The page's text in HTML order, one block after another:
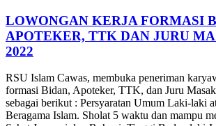
LOWONGAN KERJA FORMASI
APOTEKER, TTK DAN JURU
2022
RSU Islam Cawas, membuka peneriman
formasi Bidan, Apoteker, TTK, dan Juru Masak
sebagai berikut : Persyaratan Umum Laki-laki
Beragama Islam. Sholat 5 waktu dan mampu